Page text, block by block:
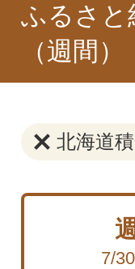
ふるさと
（週間）
北海道
7/